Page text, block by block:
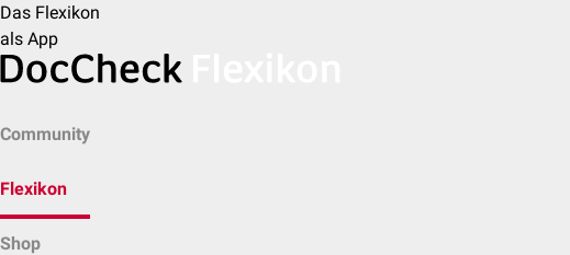
Das Flexikon
als App
Community
Flexikon
Shop